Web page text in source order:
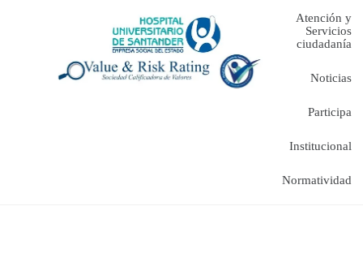
Atención y
Servicios
ciudadanía
Noticias
Participa
Institucional
Normatividad